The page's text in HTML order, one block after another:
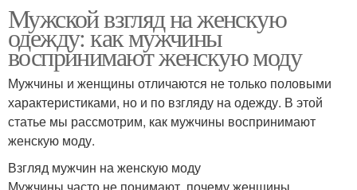
Мужской взгляд на женскую
одежду: как мужчины
воспринимают женскую моду
Мужчины и женщины отличаются не только половыми
характеристиками, но и по взгляду на одежду. В этой
статье мы рассмотрим, как мужчины воспринимают
женскую моду.
Взгляд мужчин на женскую моду